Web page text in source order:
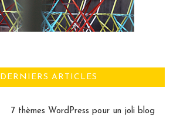
DERNIERS ARTICLES
7 thèmes WordPress pour un joli blog